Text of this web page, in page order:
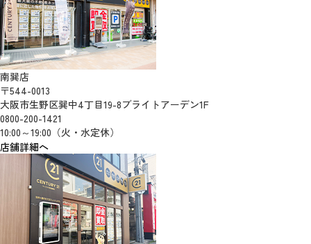
南巽店
〒544-0013
大阪市生野区巽中4丁目19-8ブライトアーデン1F
0800-200-1421
10:00～19:00（火・水定休）
店舗詳細へ